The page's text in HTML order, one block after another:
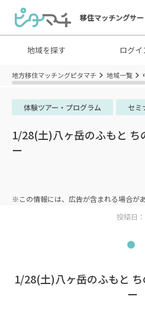
移住マッチングサ
地域を探す ログイ
地方移住マッチングピタマチ 地域一覧
体験ツアー・プログラム セミ
1/28(土)八ヶ岳のふもと ち
ー
※この情報には、広告が含まれる場合があ
投稿日
1/28(土)八ヶ岳のふもと
ー